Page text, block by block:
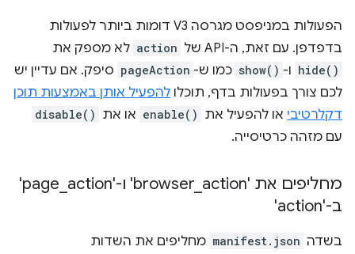
הפעולות במניפסט מגרסה V3 דומות ביותר לפעולות
בדפדפן. עם זאת, ה-API של
action לא מספק את
hide() ו- show() כמו ש- pageAction סיפק. אם עדיין יש
לכם צורך בפעולות בדף, תוכלו להפעיל אותן באמצעות תוכן
דקלרטיבי או להפעיל את enable() או את disable()
עם מזהה כרטיסייה.
מחליפים את 'browseraction' ו-'page
action'
ב-'action'
בשדה manifest.json מחליפים את השדות